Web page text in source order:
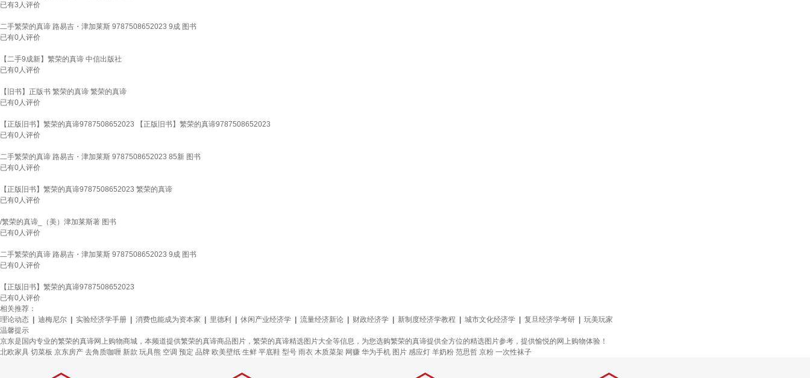
已有3 人评价
二手繁荣的真谛 路易吉・津加莱斯 9787508652023 9成 图书
已有0人评价
【二手9成新】繁荣的真谛 中信出版社
已有0人评价
【旧书】正版书 繁荣的真谛 繁荣的真谛
已有0人评价
【正版旧书】繁荣的真谛9787508652023 【正版旧书】繁荣的真谛9787508652023
已有0人评价
二手繁荣的真谛 路易吉・津加莱斯 9787508652023 85新 图书
已有0人评价
【正版旧书】繁荣的真谛9787508652023 繁荣的真谛
已有0人评价
/繁荣的真谛_（美）津加莱斯著 图书
已有0人评价
二手繁荣的真谛 路易吉・津加莱斯 9787508652023 9成 图书
已有0人评价
【正版旧书】繁荣的真谛9787508652023
已有0人评价
相关推荐：
理论动态
迪梅尼尔 实验经济学手册 消费也能成为资本家 里德利 休闲产业经济学 流量经济新论 财政经济学 新制度经济学教程 城市文化经济学 复旦经济学考研
玩美玩家
温馨提示
京东是国内专业的繁荣的真谛网上购物商城，本频道提供繁荣的真谛商品图片，繁荣的真谛精选图片大全等信息，为您选购繁荣的真谛提供全方位的精选图片参考，提供愉悦的网上购物体验！
北欧家具 切菜板 京东房产 去角质咖喱 新款 玩具熊 空调 预定 品牌 欧美壁纸 生鲜 平底鞋 型号 雨衣 木质菜架 网赚 华为手机 图片 感应灯 羊奶粉 范思哲 京粉 一次性袜子